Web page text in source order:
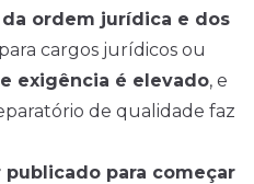
ordem jurídica e dos
cargos jurídicos ou
exigência é elevado, e
de qualidade faz
para começar